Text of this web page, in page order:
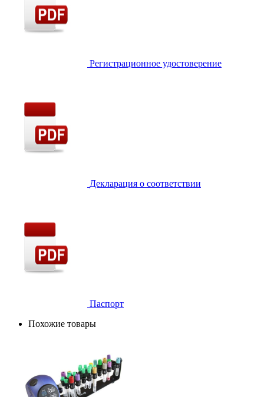
Регистрационное удостоверение
Декларация о соответствии
Паспорт
Похожие товары